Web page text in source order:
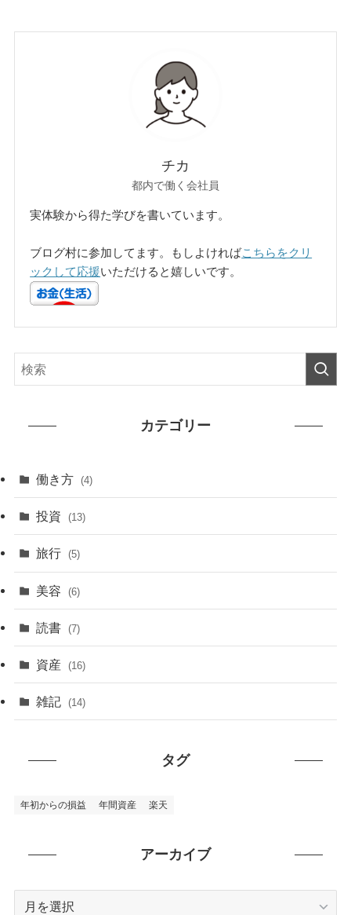
チカ
都内で働く会社員
実体験から得た学びを書いています。
ブログ村に参加してます。もしよければこちらをクリ
ックして応援いただけると嬉しいです。
カテゴリー
働き方 (4)
投資 (13)
旅行 (5)
美容 (6)
読書 (7)
資産 (16)
雑記 (14)
タグ
年初からの損益 年間資産 楽天
アーカイブ